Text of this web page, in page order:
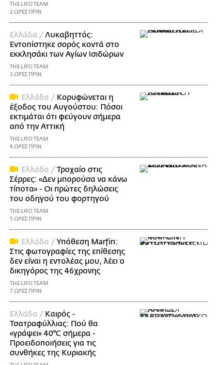
THE LIFO TEAM
2 ΩΡΕΣ ΠΡΙΝ
Ελλάδα /Λυκαβηττός:
Εντοπίστηκε σορός κοντά στο
εκκλησάκι των Αγίων Ισιδώρων
THE LIFO TEAM
3 ΩΡΕΣ ΠΡΙΝ
Ελλάδα / Κορυφώνεται η
έξοδος του Αυγούστου: Πόσοι
εκτιμάται ότι φεύγουν σήμερα
από την Αττική
THE LIFO TEAM
4 ΩΡΕΣ ΠΡΙΝ
Ελλάδα /Τροχαίο στις
Σέρρες: «Δεν μπορούσα να κάνω
τίποτα» - Οι πρώτες δηλώσεις
του οδηγού του φορτηγού
THE LIFO TEAM
5 ΩΡΕΣ ΠΡΙΝ
Ελλάδα /Υπόθεση Marfin:
Στις φωτογραφίες της επίθεσης
δεν είναι η εντολέας μου, λέει ο
δικηγόρος της 46χρονης
THE LIFO TEAM
7 ΩΡΕΣ ΠΡΙΝ
Ελλάδα / Καιρός -
Τσατραφύλλιας: Πού θα
«γράψει» 40°C σήμερα -
Προειδοποιήσεις για τις
συνθήκες της Κυριακής